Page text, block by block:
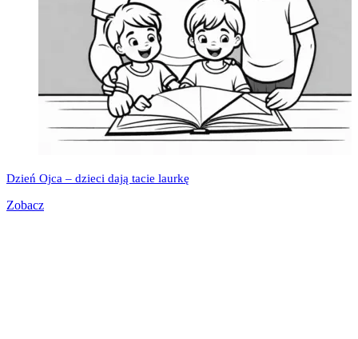
Dzień Ojca – dzieci dają tacie laurkę
Zobacz